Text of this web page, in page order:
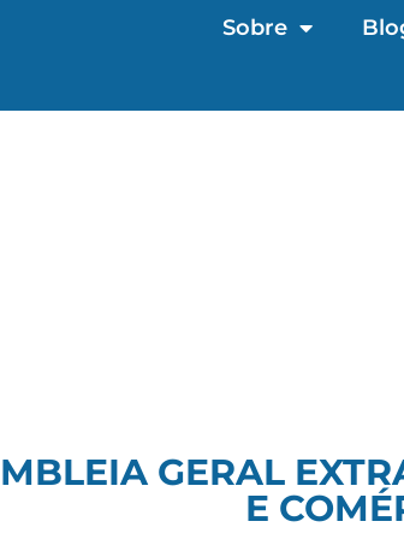
Sobre
GERAL
E